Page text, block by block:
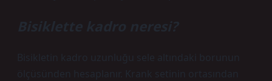
Bisiklette kadro neresi?
Bisikletin kadro uzunluğu sele altındaki borunun
ölçüsünden hesaplanır. Krank setinin ortasından